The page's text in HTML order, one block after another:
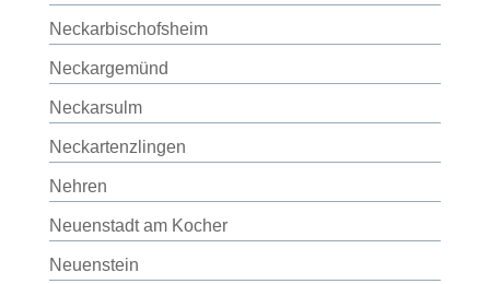
Neckarbischofsheim
Neckargemünd
Neckarsulm
Neckartenzlingen
Nehren
Neuenstadt am Kocher
Neuenstein